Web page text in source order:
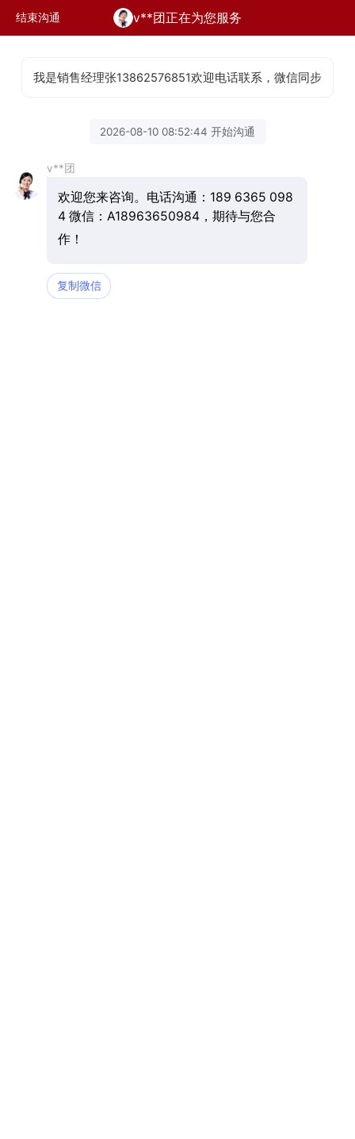
结束沟通 v**团正在为您服务
我是销售经理张13862576851欢迎电话联系，微信同步
2026-08-10 08:52:44 开始沟通
v**团
欢迎您来咨询。电话沟通：189 6365 098
4 微信：A18963650984，期待与您合
作！
复制微信